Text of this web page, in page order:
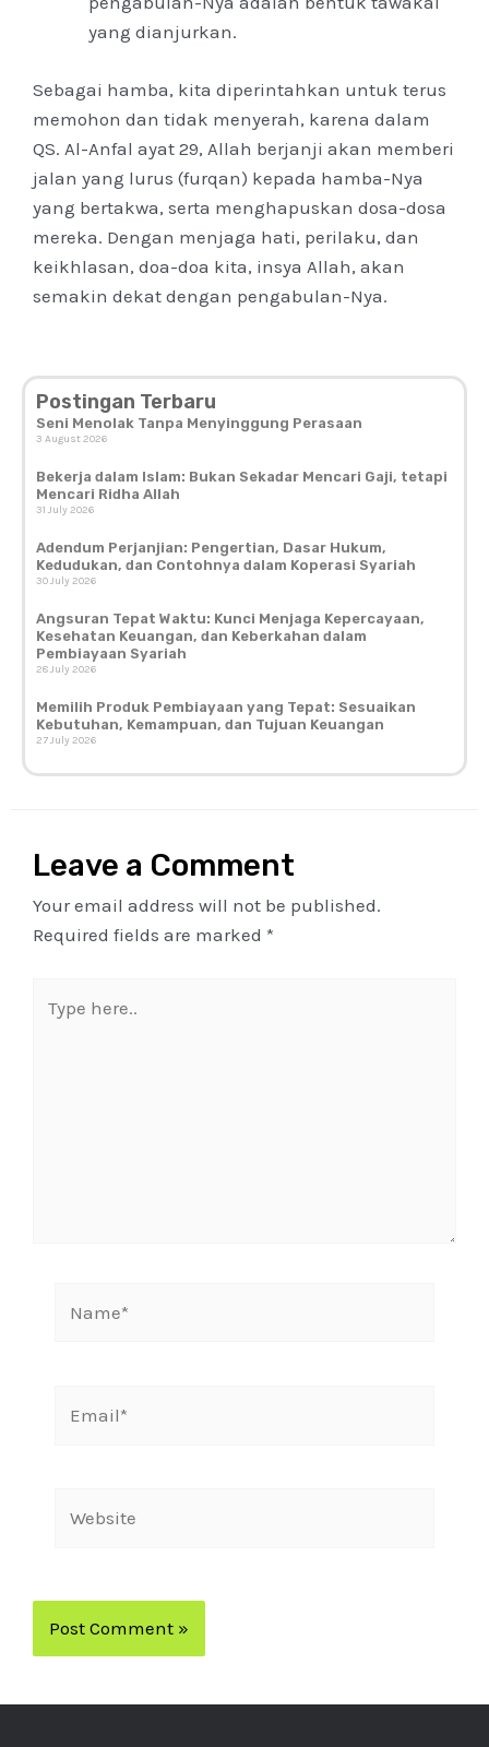
yang dianjurkan.
Sebagai hamba, kita diperintahkan untuk terus
memohon dan tidak menyerah, karena dalam
QS. Al-Anfal ayat 29, Allah berjanji akan memberi
jalan yang lurus (furqan) kepada hamba-Nya
yang bertakwa, serta menghapuskan dosa-dosa
mereka. Dengan menjaga hati, perilaku, dan
keikhlasan, doa-doa kita, insya Allah, akan
semakin dekat dengan pengabulan-Nya.
Postingan Terbaru
Seni Menolak Tanpa Menyinggung Perasaan
3 August 2026
Bekerja dalam Islam: Bukan Sekadar Mencari Gaji, tetapi
Mencari Ridha Allah
31 July 2026
Adendum Perjanjian: Pengertian, Dasar Hukum,
Kedudukan, dan Contohnya dalam Koperasi Syariah
30 July 2026
Angsuran Tepat Waktu: Kunci Menjaga Kepercayaan,
Kesehatan Keuangan, dan Keberkahan dalam
Pembiayaan Syariah
28 July 2026
Memilih Produk Pembiayaan yang Tepat: Sesuaikan
Kebutuhan, Kemampuan, dan Tujuan Keuangan
27 July 2026
Leave a Comment
Your email address will not be published.
Required fields are marked *